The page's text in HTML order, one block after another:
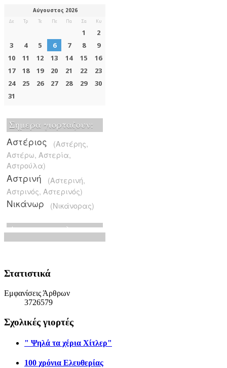
Στατιστικά
Εμφανίσεις Άρθρων
3726579
Σχολικές γιορτές
" Ψηλά τα χέρια Χίτλερ"
100 χρόνια Ελευθερίας